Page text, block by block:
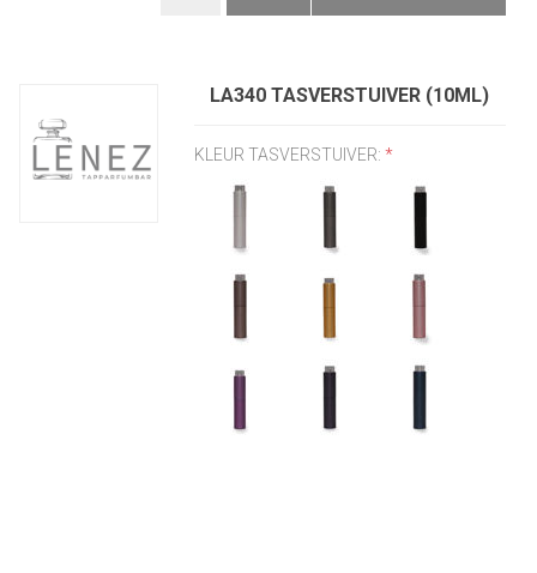
LA340 TASVERSTUIVER (10ML)
KLEUR TASVERSTUIVER: *